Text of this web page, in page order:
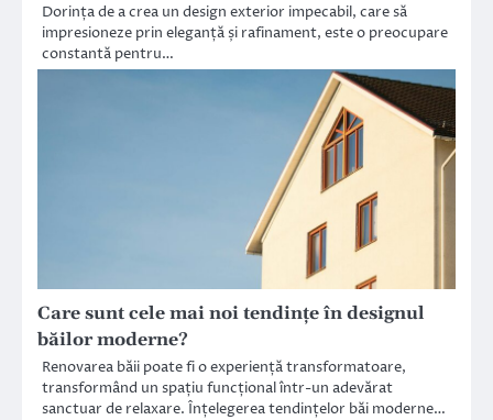
Dorința de a crea un design exterior impecabil, care să
impresioneze prin eleganță și rafinament, este o preocupare
constantă pentru…
Care sunt cele mai noi tendințe în designul
băilor moderne?
Renovarea băii poate fi o experiență transformatoare,
transformând un spațiu funcțional într-un adevărat
sanctuar de relaxare. Înțelegerea tendințelor băi moderne…